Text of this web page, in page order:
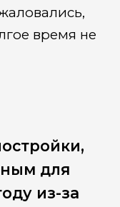
время не
для
из-за